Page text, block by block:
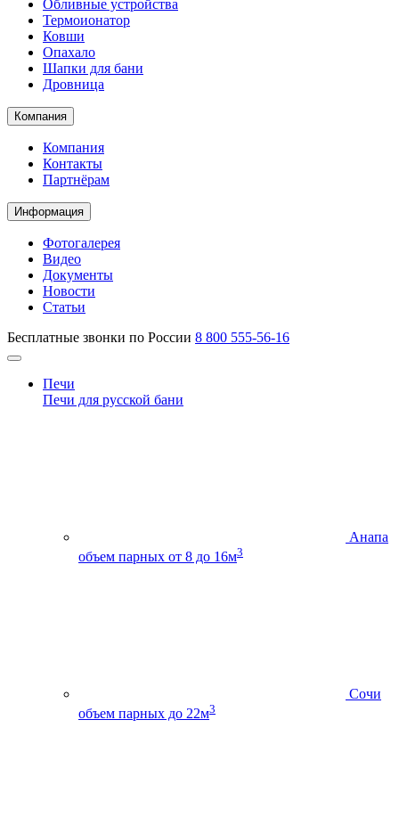
Обливные устройства
Термоионатор
Ковши
Опахало
Шапки для бани
Дровница
Компания
Компания
Контакты
Партнёрам
Информация
Фотогалерея
Видео
Документы
Новости
Статьи
Бесплатные звонки по России 8 800 555-56-16
Печи
Печи для русской бани
Анапа
объем парных от 8 до 16м3
Сочи
объем парных до 22м3